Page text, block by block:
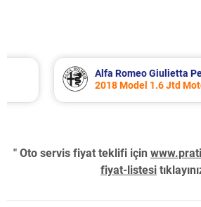
Alfa Romeo Giulietta Periyodik
2018 Model 1.6 Jtd Motor
" Oto servis fiyat teklifi için
fiyat-listesi